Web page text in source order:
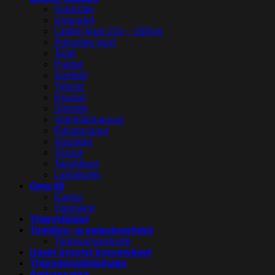
Superale
Uutuudet
Lasten koot 110 – 160cm
Aikuisten koot
Topit
Paidat
Svetarit
Trikoot
Housut
Shortsit
Voimistelupuvut
Edustusasut
Asusteet
Tossut
Tarvikkeet
Lahjakortit
Oma tili
Kassa
Ostoskori
Yhteystiedot
Toimitus -ja palautusehdot
Tietosuojaseloste
Usein kysytyt kysymykset
Yhteydenottolomake